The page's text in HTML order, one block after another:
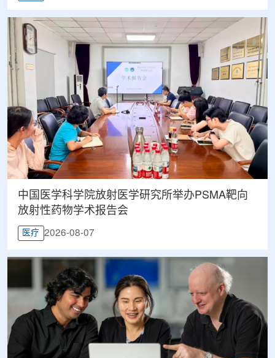
中国医学科学院放射医学研究所举办PSMA靶向
放射性药物学术报告会
医疗 2026-08-07